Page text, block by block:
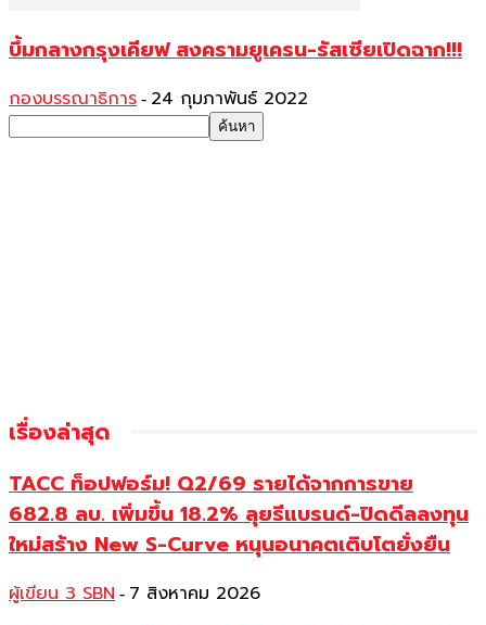
บึ้มกลางกรุงเคียฟ สงครามยูเครน-รัสเซียเปิดฉาก!!!
กองบรรณาธิการ - 24 กุมภาพันธ์ 2022
เรื่องล่าสุด
TACC ท็อปฟอร์ม! Q2/69 รายได้จากการขาย
682.8 ลบ. เพิ่มขึ้น 18.2% ลุยรีแบรนด์-ปิดดีลลงทุน
ใหม่สร้าง New S-Curve หนุนอนาคตเติบโตยั่งยืน
ผู้เขียน 3 SBN - 7 สิงหาคม 2026